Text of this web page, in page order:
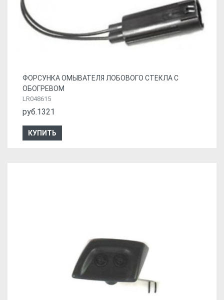
ФОРСУНКА ОМЫВАТЕЛЯ ЛОБОВОГО СТЕКЛА С
ОБОГРЕВОМ
LR048615
руб.1321
КУПИТЬ